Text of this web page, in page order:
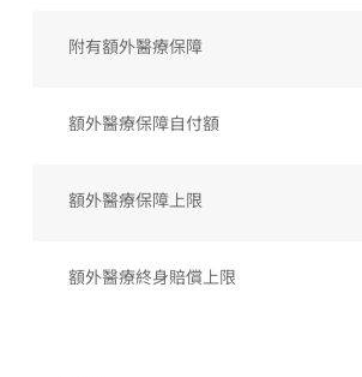
附有額外醫療保障
額外醫療保障自付額
額外醫療保障上限
額外醫療終身賠償上限